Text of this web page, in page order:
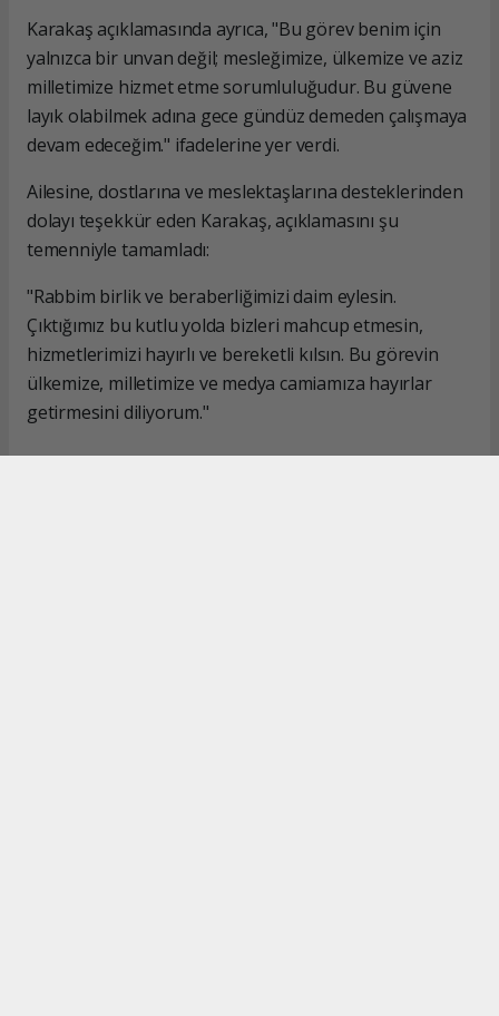
Karakaş açıklamasında ayrıca, "Bu görev benim için
yalnızca bir unvan değil; mesleğimize, ülkemize ve aziz
milletimize hizmet etme sorumluluğudur. Bu güvene
layık olabilmek adına gece gündüz demeden çalışmaya
devam edeceğim." ifadelerine yer verdi.
Ailesine, dostlarına ve meslektaşlarına desteklerinden
dolayı teşekkür eden Karakaş, açıklamasını şu
temenniyle tamamladı:
"Rabbim birlik ve beraberliğimizi daim eylesin.
Çıktığımız bu kutlu yolda bizleri mahcup etmesin,
hizmetlerimizi hayırlı ve bereketli kılsın. Bu görevin
ülkemize, milletimize ve medya camiamıza hayırlar
getirmesini diliyorum."